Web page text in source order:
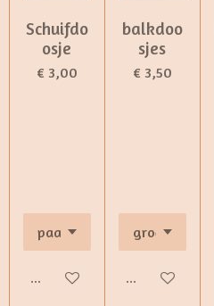
Schuifdo
osje
€ 3,00
Bekijk details
balkdoo
sjes
€ 3,50
Bekijk details